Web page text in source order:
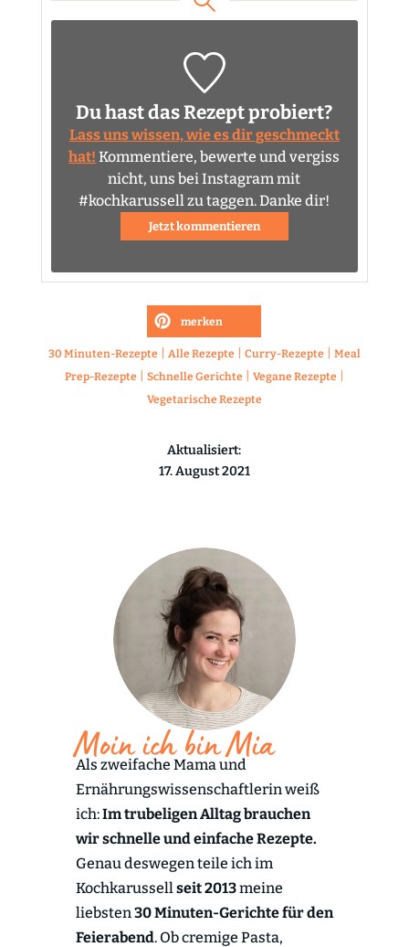
Du hast das Rezept probiert?
Lass uns wissen, wie es dir geschmeckt
hat! Kommentiere, bewerte und vergiss
nicht, uns bei Instagram mit
#kochkarussell zu taggen. Danke dir!
Jetzt kommentieren
merken
30 Minuten-Rezepte Alle Rezepte Curry-Rezepte
Meal
Prep-Rezepte
Schnelle Gerichte Vegane Rezepte
Vegetarische Rezepte
Aktualisiert:
17. August 2021
Moin ich bin Mia
Als zweifache Mama und
Ernährungswissenschaftlerin weiß
ich:Im trubeligen Alltag brauchen
wir schnelle und einfache Rezepte.
Genau deswegen teile ich im
Kochkarussellseit 2013meine
liebsten30 Minuten-Gerichte für den
Feierabend. Ob cremige Pasta,